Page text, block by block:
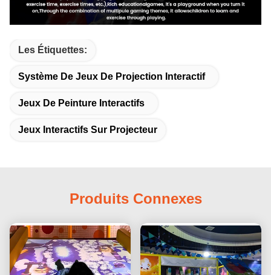
Les Étiquettes:
Système De Jeux De Projection Interactif
Jeux De Peinture Interactifs
Jeux Interactifs Sur Projecteur
Produits Connexes